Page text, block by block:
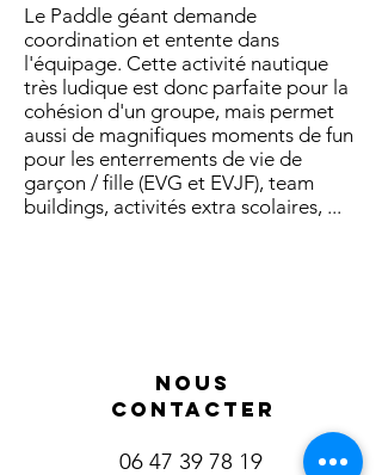
Le Paddle géant demande
coordination et entente dans
l'équipage. Cette activité nautique
très ludique est donc parfaite pour la
cohésion d'un groupe, mais permet
aussi de magnifiques moments de fun
pour les enterrements de vie de
garçon / fille (EVG et EVJF), team
buildings, activités extra scolaires, ...
Nous
contacter
06 47 39 78 19